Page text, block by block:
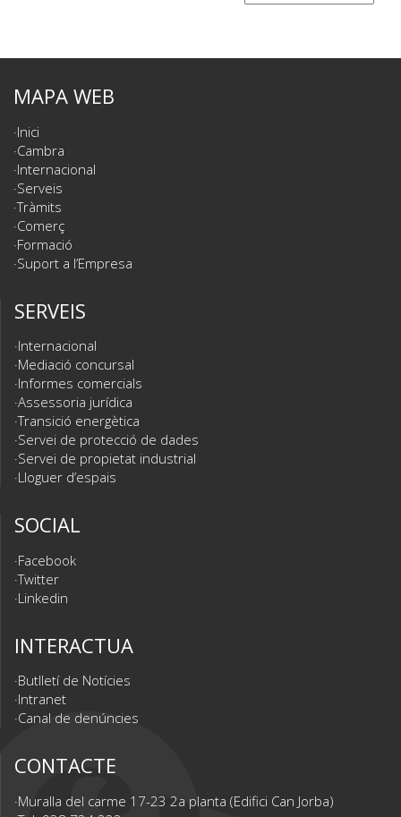
MAPA WEB
Inici
Cambra
Internacional
Serveis
Tràmits
Comerç
Formació
Suport a l’Empresa
SERVEIS
Internacional
Mediació concursal
Informes comercials
Assessoria jurídica
Transició energètica
Servei de protecció de dades
Servei de propietat industrial
Lloguer d’espais
SOCIAL
Facebook
Twitter
Linkedin
INTERACTUA
Butlletí de Notícies
Intranet
Canal de denúncies
CONTACTE
Muralla del carme 17-23 2a planta (Edifici Can Jorba)